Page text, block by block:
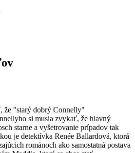
že "starý dobrý Connelly"
si musia zvykať, že hlavný
starne a vyšetrovanie prípadov tak
je detektívka Renée Ballardová, ktorá
románoch ako samostatná postava